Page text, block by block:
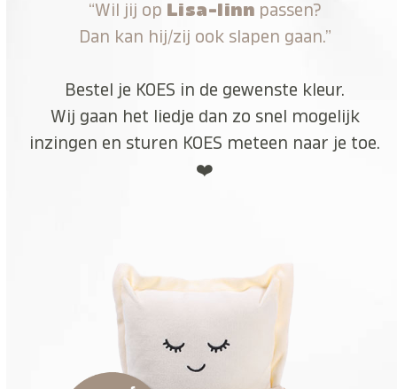
“Wil jij op Lisa-linn passen?
Dan kan hij/zij ook slapen gaan.”
Bestel je KOES in de gewenste kleur.
Wij gaan het liedje dan zo snel mogelijk
inzingen en sturen KOES meteen naar je toe.
❤️